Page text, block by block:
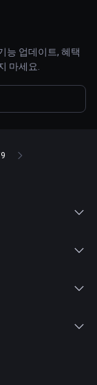
능 업데이트, 혜택
마세요.